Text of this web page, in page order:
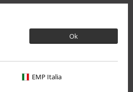
Ok
EMP Italia